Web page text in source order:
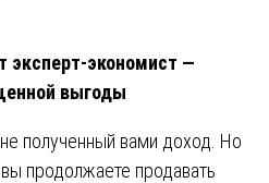
эксперт-экономист —
выгоды
полученный вами доход. Но
продолжаете продавать